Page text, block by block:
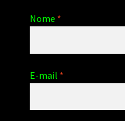
Nome *
E-mail *